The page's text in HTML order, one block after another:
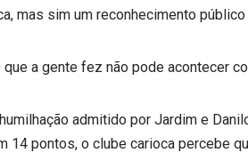
mas sim um reconhecimento
que a gente fez não pode acontecer
admitido por Jardim e
14 pontos, o clube carioca percebe